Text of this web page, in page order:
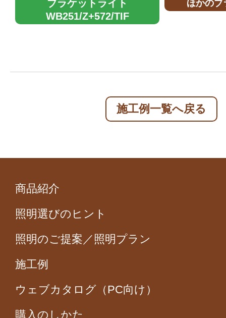
ブラケットライト
WB251/Z+572/TIF
ほかのブ
施工例一覧へ戻る
商品紹介
照明選びのヒント
照明のご提案／照明プラン
施工例
ウェブカタログ（PC向け）
購入のしかた